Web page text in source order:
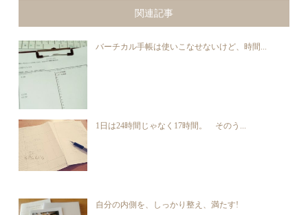
関連記事
バーチカル手帳は使いこなせないけど、時間...
1日は24時間じゃなく17時間。 そのう...
自分の内側を、しっかり整え、満たす!